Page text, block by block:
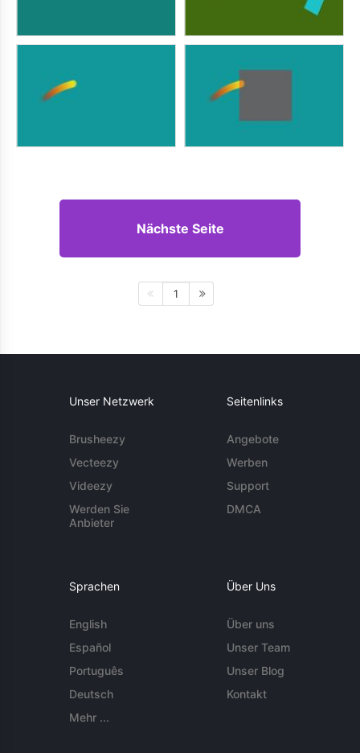
Nächste Seite
1
Unser Netzwerk
Brusheezy
Vecteezy
Videezy
Werden Sie
Anbieter
Seitenlinks
Angebote
Werben
Support
DMCA
Sprachen
English
Español
Português
Deutsch
Mehr ...
Über Uns
Über uns
Unser Team
Unser Blog
Kontakt